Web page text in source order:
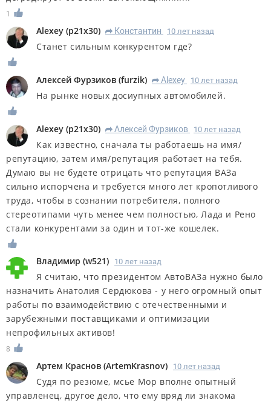
1
Alexey (p21x30) R Константин 10 лет назад
Станет сильным конкурентом где?
Алексей Фурзиков (furzik) R Alexey 10 лет назад
На рынке новых досиупных автомобилей.
Alexey (p21x30) R Алексей Фурзиков 10 лет назад
Как известно, сначала ты работаешь на имя/
репутацию, затем имя/репутация работает на тебя.
Думаю вы не будете отрицать что репутация ВАЗа
сильно испорчена и требуется много лет кропотливого
труда, чтобы в сознании потребителя, полного
стереотипами чуть менее чем полностью, Лада и Рено
стали конкурентами за один и тот-же кошелек.
Владимир (w521) 10 лет назад
Я считаю, что президентом АвтоВАЗа нужно было
назначить Анатолия Сердюкова - у него огромный опыт
работы по взаимодействию с отечественными и
зарубежными поставщиками и оптимизации
непрофильных активов!
8
Артем Краснов (ArtemKrasnov) 10 лет назад
Судя по резюме, мсье Мор вполне опытный
управленец, другое дело, что ему вряд ли знакома